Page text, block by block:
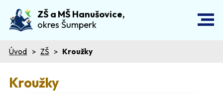
ZŠ a MŠ Hanušovice,
okres Šumperk
Úvod ZŠ Kroužky
Kroužky